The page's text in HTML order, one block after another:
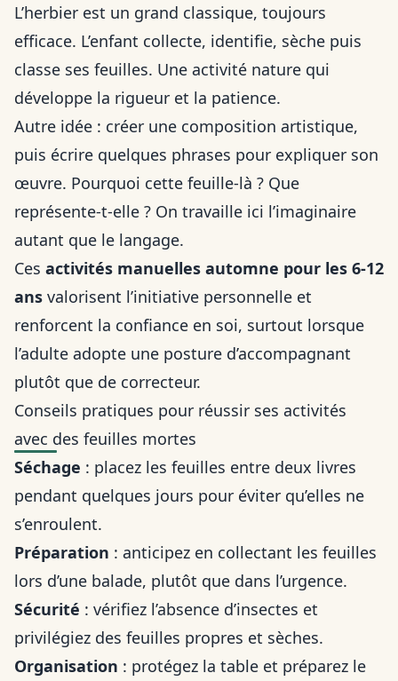
L’herbier est un grand classique, toujours
efficace. L’enfant collecte, identifie, sèche puis
classe ses feuilles. Une activité nature qui
développe la rigueur et la patience.
Autre idée : créer une composition artistique,
puis écrire quelques phrases pour expliquer son
œuvre. Pourquoi cette feuille-là ? Que
représente-t-elle ? On travaille ici l’imaginaire
autant que le langage.
Ces activités manuelles automne pour les 6-12
ans valorisent l’initiative personnelle et
renforcent la confiance en soi, surtout lorsque
l’adulte adopte une posture d’accompagnant
plutôt que de correcteur.
Conseils pratiques pour réussir ses activités
avec des feuilles mortes
Séchage : placez les feuilles entre deux livres
pendant quelques jours pour éviter qu’elles ne
s’enroulent.
Préparation : anticipez en collectant les feuilles
lors d’une balade, plutôt que dans l’urgence.
Sécurité : vérifiez l’absence d’insectes et
privilégiez des feuilles propres et sèches.
Organisation : protégez la table et préparez le